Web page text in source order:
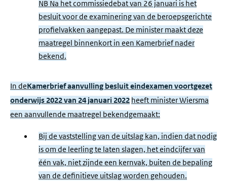
NB Na het commissiedebat van 26 januari is het
besluit voor de examinering van de beroepsgerichte
profielvakken aangepast. De minister maakt deze
maatregel binnenkort in een Kamerbrief nader
bekend.
In deKamerbrief aanvulling besluit eindexamen voortgezet
onderwijs 2022 van 24 januari 2022 heeft minister Wiersma
een aanvullende maatregel bekendgemaakt:
Bij de vaststelling van de uitslag kan, indien dat nodig
is om de leerling te laten slagen, het eindcijfer van
één vak, niet zijnde een kernvak, buiten de bepaling
van de definitieve uitslag worden gehouden.